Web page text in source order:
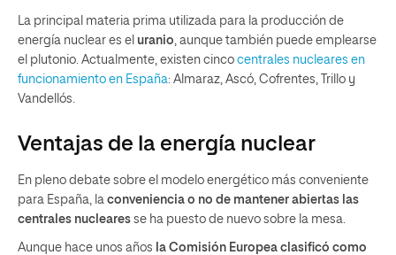
La principal materia prima utilizada para la producción de
energía nuclear es el uranio , aunque también puede emplearse
el plutonio. Actualmente, existen cinco centrales nucleares en
funcionamiento en España: Almaraz, Ascó, Cofrentes, Trillo y
Vandellós.
Ventajas de la energía nuclear
En pleno debate sobre el modelo energético más conveniente
para España, la conveniencia o no de mantener abiertas las
centrales nucleares se ha puesto de nuevo sobre la mesa.
Aunque hace unos años la Comisión Europea clasificó como